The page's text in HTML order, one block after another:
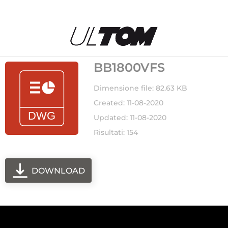
BB1800VFS
Dimensione file: 82.63 KB
Created: 11-08-2020
Updated: 11-08-2020
Risultati: 154
DOWNLOAD